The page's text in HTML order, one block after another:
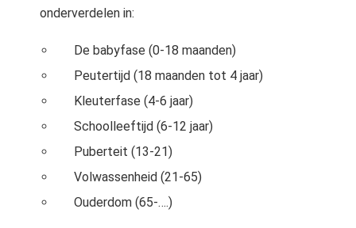
onderverdelen in:
De babyfase (0-18 maanden)
Peutertijd (18 maanden tot 4 jaar)
Kleuterfase (4-6 jaar)
Schoolleeftijd (6-12 jaar)
Puberteit (13-21)
Volwassenheid (21-65)
Ouderdom (65-….)